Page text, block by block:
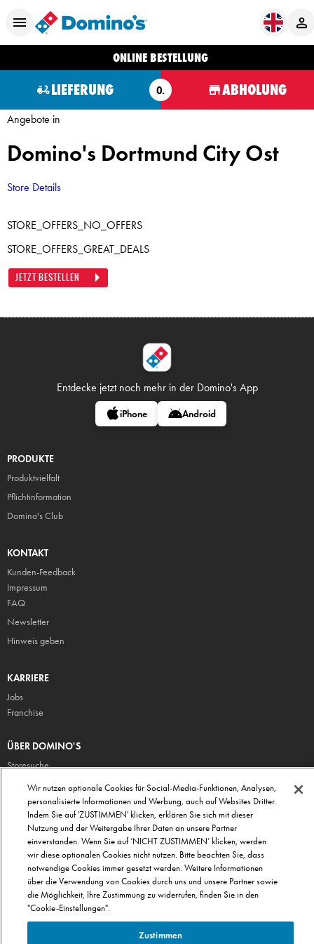
ONLINE BESTELLUNG
LIEFERUNG O. ABHOLUNG
Angebote in
Domino's Dortmund City Ost
Store Details
STORE_OFFERS_NO_OFFERS
STORE_OFFERS_GREAT_DEALS
JETZT BESTELLEN
Entdecke jetzt noch mehr in der Domino's App
iPhone Android
PRODUKTE
Produktvielfalt
Pflichtinformation
Domino's Club
KONTAKT
Kunden-Feedback
Impressum
FAQ
Newsletter
Hinweis geben
KARRIERE
Jobs
Franchise
ÜBER DOMINO'S
Storesuche
Presse
Domino's App
Unternehmen
Geschenkgutscheine
Cookie Einstellungen
Datenschutz
Allgemeine Geschäftsbedingungen
Wir nutzen optionale Cookies für Social-Media-Funktionen, Analysen,
personalisierte Informationen und Werbung, auch auf Websites Dritter.
Indem Sie auf 'ZUSTIMMEN' klicken, erklären Sie sich mit dieser
Nutzung und der Weitergabe Ihrer Daten an unsere Partner
einverstanden. Wenn Sie auf ‘NICHT ZUSTIMMEN’ klicken, werden
wir diese optionalen Cookies nicht nutzen. Bitte beachten Sie, dass
notwendige Cookies immer gesetzt werden. Weitere Informationen
über die Verwendung von Cookies durch uns und unsere Partner sowie
die Möglichkeit, Ihre Zustimmung zu widerrufen, finden Sie in den
"Cookie-Einstellungen".
Zustimmen